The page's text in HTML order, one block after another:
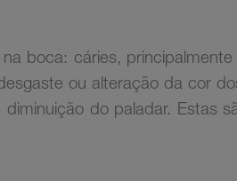
boca: cáries,
ou alteração da cor
do paladar. Estas